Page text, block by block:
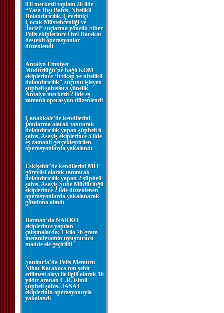
8 il merkezli toplam 28 ilde
“Yasa Dışı Bahis, Nitelikli
Dolandırıcılık, Çevrimiçi
Çocuk Müstehcenliği ve
Tacizi” suçlarına yönelik Siber
Polis ekiplerince Özel Harekat
destekli operasyonlar
düzenlendi
Antalya Emniyet
Müdürlüğü’ne bağlı KOM
ekiplerince ‘İrtikap ve nitelikli
dolandırıcılık" suçunu işleyen
şüpheli şahıslara yönelik
Antalya merkezli 2 ilde eş
zamanlı operasyon düzenlendi
Çanakkale’de kendilerini
jandarma olarak tanıtarak
dolandırıcılık yapan şüpheli 6
şahıs, Asayiş ekiplerince 5 ilde
eş zamanlı gerçekleştirilen
operasyonlarda yakalandı
Eskişehir’de kendilerini MİT
görevlisi olarak tanıtarak
dolandırıcılık yapan 2 şüpheli
şahıs, Asayiş Şube Müdürlüğü
ekiplerince 2 ilde düzenlenen
operasyonlarda yakalanarak
gözaltına alındı
Batman’da NARKO
ekiplerince yapılan
çalışmalarda; 1 kilo 76 gram
metamfetamin uyuşturucu
madde ele geçirildi
Şanlıurfa’da Polis Memuru
Nihat Karakoca'nın şehit
edilmesi olayı ile ilgili olarak 16
yıldır aranan C.R. isimli
şüpheli şahıs, JASAT
ekiplerinin operasyonuyla
yakalandı